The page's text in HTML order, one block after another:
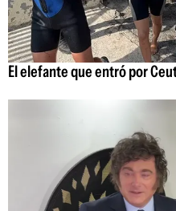
El elefante que entró por